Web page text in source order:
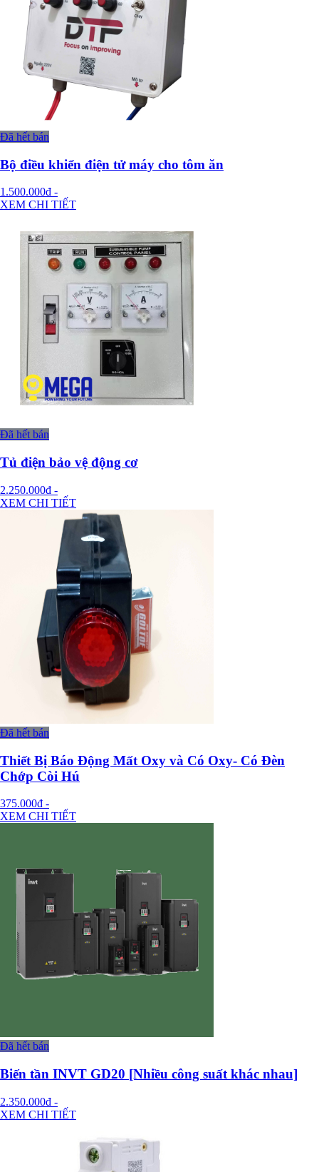
Đã hết bán
Bộ điều khiển điện tử máy cho tôm ăn
1.500.000đ -
XEM CHI TIẾT
Đã hết bán
Tủ điện bảo vệ động cơ
2.250.000đ -
XEM CHI TIẾT
Đã hết bán
Thiết Bị Báo Động Mất Oxy và Có Oxy- Có Đèn
Chớp Còi Hú
375.000đ -
XEM CHI TIẾT
Đã hết bán
Biến tần INVT GD20 [Nhiều công suất khác nhau]
2.350.000đ -
XEM CHI TIẾT